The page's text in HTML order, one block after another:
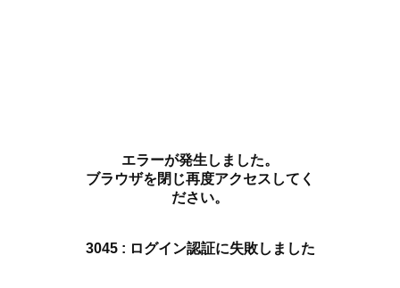
エラーが発生しました。
ブラウザを閉じ再度アクセスしてく
ださい。
3045 : ログイン認証に失敗しました